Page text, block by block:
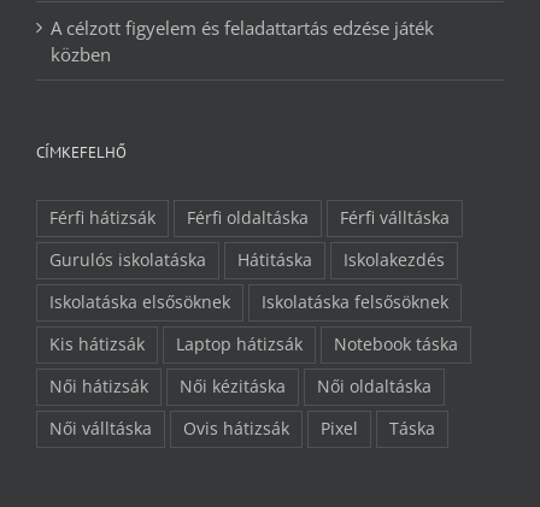
A célzott figyelem és feladattartás edzése játék
közben
CÍMKEFELHŐ
Férfi hátizsák Férfi oldaltáska
Férfi válltáska
Gurulós iskolatáska
Hátitáska
Iskolakezdés
Iskolatáska elsősöknek
Iskolatáska felsősöknek
Kis hátizsák
Laptop hátizsák
Notebook táska
Női hátizsák
Női kézitáska
Női oldaltáska
Női válltáska
Ovis hátizsák Pixel Táska